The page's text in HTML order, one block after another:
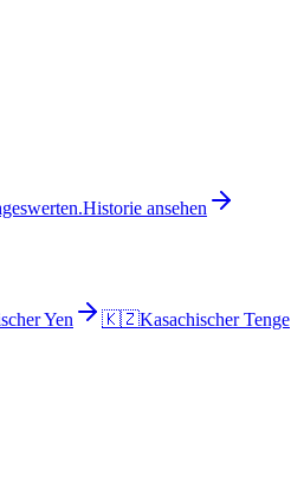
Historie ansehen
Yen 🇰🇿Kasachischer Tenge